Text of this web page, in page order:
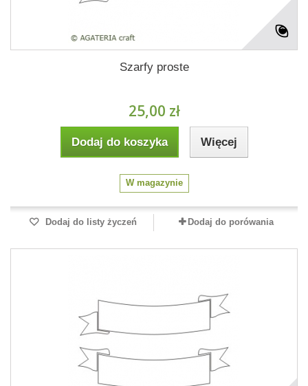
Szarfy proste
25,00 zł
Dodaj do koszyka Więcej
W magazynie
Dodaj do listy życzeń Dodaj do porówania